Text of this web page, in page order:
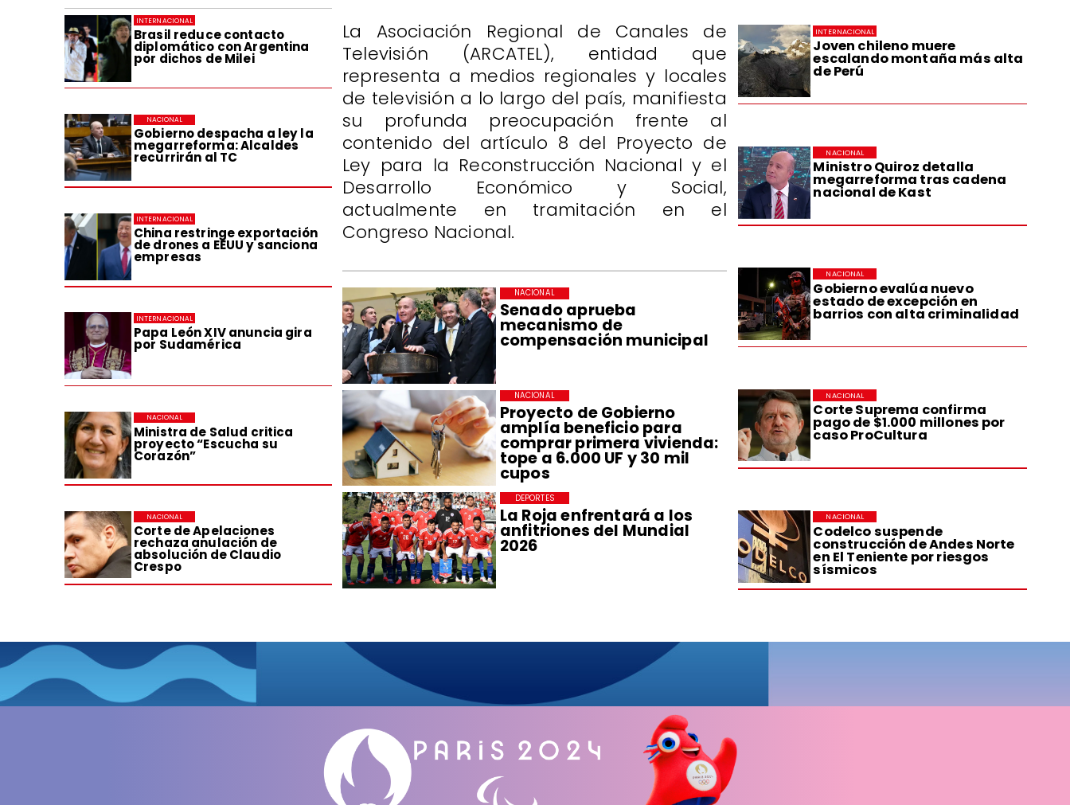
Joven chileno muere
escalando montaña más alta
de Perú
INTERNACIONAL
Ministro Quiroz detalla
megarreforma tras cadena
nacional de Kast
NACIONAL
Gobierno evalúa nuevo
estado de excepción en
barrios con alta criminalidad
NACIONAL
Corte Suprema confirma
pago de $1.000 millones por
caso ProCultura
NACIONAL
Codelco suspende
construcción de Andes Norte
en El Teniente por riesgos
sísmicos
NACIONAL
Brasil reduce contacto
diplomático con Argentina
por dichos de Milei
INTERNACIONAL
Gobierno despacha a ley la
megarreforma: Alcaldes
recurrirán al TC
NACIONAL
China restringe exportación
de drones a EEUU y sanciona
empresas
INTERNACIONAL
Papa León XIV anuncia gira
por Sudamérica
INTERNACIONAL
Ministra de Salud critica
proyecto “Escucha su
Corazón”
NACIONAL
Corte de Apelaciones
rechaza anulación de
absolución de Claudio
Crespo
NACIONAL
Senado aprueba
mecanismo de
compensación municipal
NACIONAL
Proyecto de Gobierno
amplía beneficio para
comprar primera vivienda:
tope a 6.000 UF y 30 mil
cupos
NACIONAL
La Roja enfrentará a los
anfitriones del Mundial
2026
DEPORTES
La Asociación Regional de Canales de
Televisión (ARCATEL), entidad que
representa a medios regionales y locales
de televisión a lo largo del país, manifiesta
su profunda preocupación frente al
contenido del artículo 8 del Proyecto de
Ley para la Reconstrucción Nacional y el
Desarrollo Económico y Social,
actualmente en tramitación en el
Congreso Nacional.